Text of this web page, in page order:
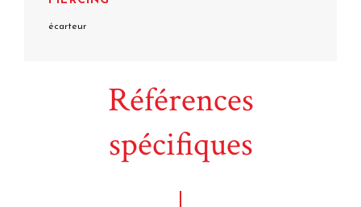
écarteur
Références
spécifiques